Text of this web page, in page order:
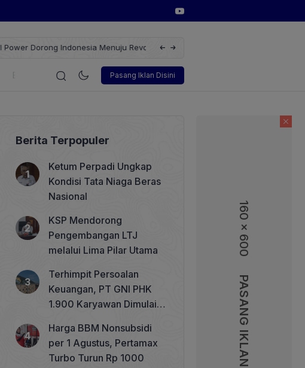
160 x 600
PASANG IKLAN
Terbarukan dengan Solusi
Wakil Direktur Utama PT Pelindo,
Pasang Iklan Disini
Energi Korporasi Teknologi Otomotif
Berita Terpopuler
Ketum Perpadi Ungkap
Kondisi Tata Niaga Beras
Nasional
KSP Mendorong
Pengembangan LTJ
melalui Lima Pilar Utama
Terhimpit Persoalan
Keuangan, PT GNI PHK
1.900 Karyawan Dimulai 5
Harga BBM Nonsubsidi
per 1 Agustus, Pertamax
Turbo Turun Rp 1000